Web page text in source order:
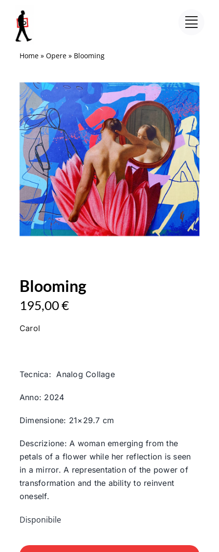
contenuto
Home» Opere» Blooming
Blooming
195,00€
Carol
Tecnica: Analog Collage
Anno: 2024
Dimensione: 21×29.7 cm
Descrizione: A woman emerging from the
petals of a flower while her reflection is seen
in a mirror. A representation of the power of
transformation and the ability to reinvent
oneself.
Disponibile